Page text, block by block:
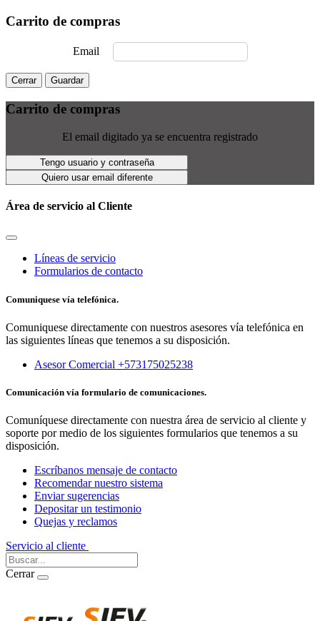
Carrito de compras
Email
Cerrar Guardar
Carrito de compras
El email digitado ya se encuentra registrado
Tengo usuario y contraseña
Quiero usar email diferente
Área de servicio al Cliente
Líneas de servicio
Formularios de contacto
Comuniquese vía telefónica.
Comuniquese directamente con nuestros asesores vía telefónica en
las siguientes líneas que tenemos a su disposición.
Asesor Comercial +573175025238
Comunicación vía formulario de comunicaciones.
Comuníquese directamente con nuestra área de servicio al cliente y
soporte por medio de los siguientes formularios que tenemos a su
disposición.
Escríbanos mensaje de contacto
Recomendar nuestro sistema
Enviar sugerencias
Depositar un testimonio
Quejas y reclamos
Servicio al cliente
Cerrar